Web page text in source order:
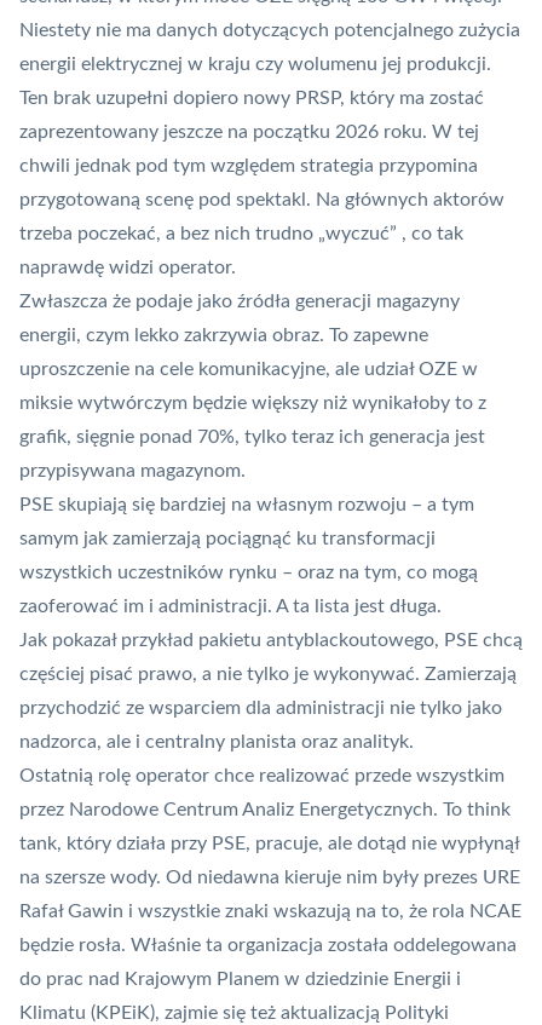
Niestety nie ma danych dotyczących potencjalnego zużycia
energii elektrycznej w kraju czy wolumenu jej produkcji.
Ten brak uzupełni dopiero nowy PRSP, który ma zostać
zaprezentowany jeszcze na początku 2026 roku. W tej
chwili jednak pod tym względem strategia przypomina
przygotowaną scenę pod spektakl. Na głównych aktorów
trzeba poczekać, a bez nich trudno „wyczuć” , co tak
naprawdę widzi operator.
Zwłaszcza że podaje jako źródła generacji magazyny
energii, czym lekko zakrzywia obraz. To zapewne
uproszczenie na cele komunikacyjne, ale udział OZE w
miksie wytwórczym będzie większy niż wynikałoby to z
grafik, sięgnie ponad 70%, tylko teraz ich generacja jest
przypisywana magazynom.
PSE skupiają się bardziej na własnym rozwoju – a tym
samym jak zamierzają pociągnąć ku transformacji
wszystkich uczestników rynku – oraz na tym, co mogą
zaoferować im i administracji. A ta lista jest długa.
Jak pokazał przykład pakietu antyblackoutowego, PSE chcą
częściej pisać prawo, a nie tylko je wykonywać. Zamierzają
przychodzić ze wsparciem dla administracji nie tylko jako
nadzorca, ale i centralny planista oraz analityk.
Ostatnią rolę operator chce realizować przede wszystkim
przez Narodowe Centrum Analiz Energetycznych. To think
tank, który działa przy PSE, pracuje, ale dotąd nie wypłynął
na szersze wody. Od niedawna kieruje nim były prezes URE
Rafał Gawin i wszystkie znaki wskazują na to, że rola NCAE
będzie rosła. Właśnie ta organizacja została oddelegowana
do prac nad Krajowym Planem w dziedzinie Energii i
Klimatu (KPEiK), zajmie się też aktualizacją Polityki